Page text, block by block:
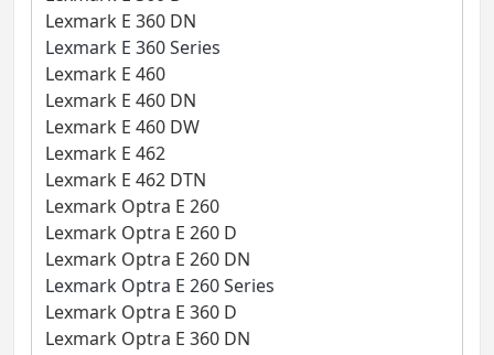
Lexmark E 360 DN
Lexmark E 360 Series
Lexmark E 460
Lexmark E 460 DN
Lexmark E 460 DW
Lexmark E 462
Lexmark E 462 DTN
Lexmark Optra E 260
Lexmark Optra E 260 D
Lexmark Optra E 260 DN
Lexmark Optra E 260 Series
Lexmark Optra E 360 D
Lexmark Optra E 360 DN